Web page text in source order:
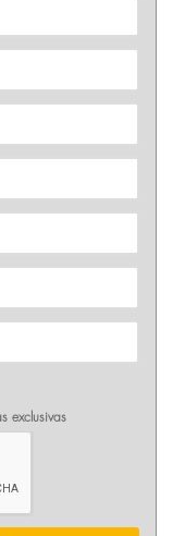
exclusivas